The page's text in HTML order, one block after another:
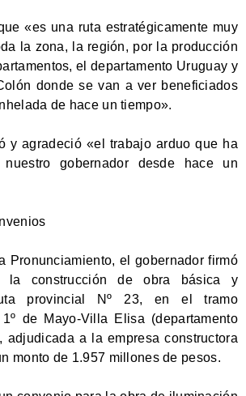
«es una ruta estratégicamente muy
la zona, la región, por la producción
el departamento Uruguay y
donde se van a ver beneficiados
de hace un tiempo».
y agradeció «el trabajo arduo que ha
gobernador desde hace un
Pronunciamiento, el gobernador firmó
la construcción de obra básica y
provincial Nº 23, en el tramo
1º de Mayo-Villa Elisa (departamento
adjudicada a la empresa constructora
monto de 1.957 millones de pesos.